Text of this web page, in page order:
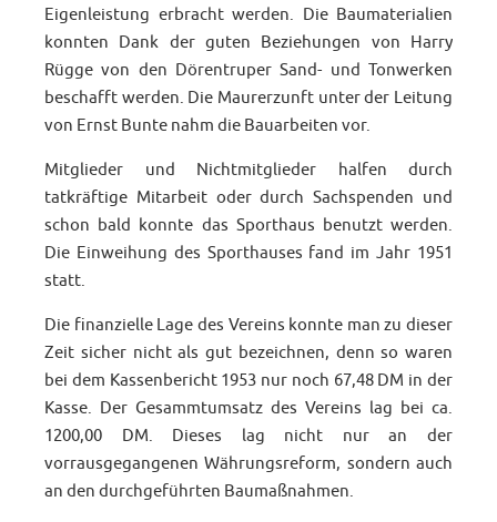
Eigenleistung erbracht werden. Die Baumaterialien
konnten Dank der guten Beziehungen von Harry
Rügge von den Dörentruper Sand- und Tonwerken
beschafft werden. Die Maurerzunft unter der Leitung
von Ernst Bunte nahm die Bauarbeiten vor.
Mitglieder und Nichtmitglieder halfen durch
tatkräftige Mitarbeit oder durch Sachspenden und
schon bald konnte das Sporthaus benutzt werden.
Die Einweihung des Sporthauses fand im Jahr 1951
statt.
Die finanzielle Lage des Vereins konnte man zu dieser
Zeit sicher nicht als gut bezeichnen, denn so waren
bei dem Kassenbericht 1953 nur noch 67,48 DM in der
Kasse. Der Gesammtumsatz des Vereins lag bei ca.
1200,00 DM. Dieses lag nicht nur an der
vorrausgegangenen Währungsreform, sondern auch
an den durchgeführten Baumaßnahmen.